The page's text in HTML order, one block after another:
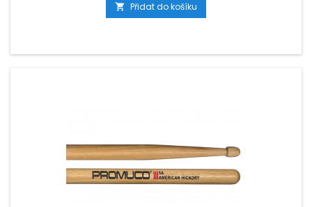
 Přidat do košíku